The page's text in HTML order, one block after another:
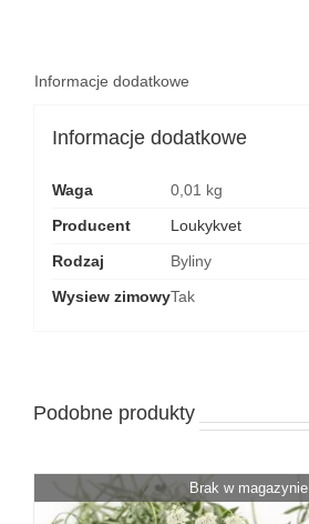
Informacje dodatkowe
Informacje dodatkowe
Waga
0,01 kg
Producent
Loukykvet
Rodzaj
Byliny
Wysiew zimowyTak
Podobne produkty
Brak w magazynie